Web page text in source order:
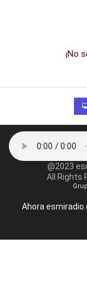
¡No
@2023
All Rights
Ahora